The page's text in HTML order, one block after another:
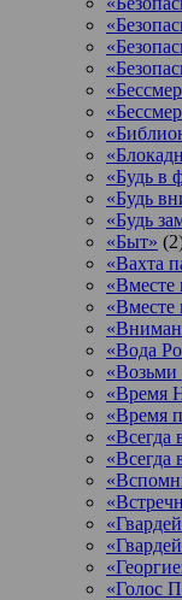
«Будь в
«Будь
«Будь
«Быт»
«Вахта
«Вместе
«Вместе
«Вода
«Возьми
«Время
«Время
«Всегда
«Всегда
«Голос